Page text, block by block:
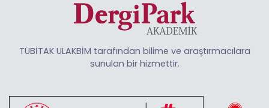
TÜBİTAK ULAKBİM tarafından bilime ve araştırmacılara
sunulan bir hizmettir.